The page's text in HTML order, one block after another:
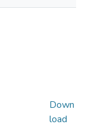
Down
load